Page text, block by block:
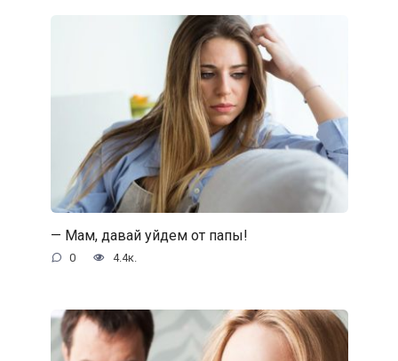
— Мам, давай уйдем от папы!
0 4.4к.